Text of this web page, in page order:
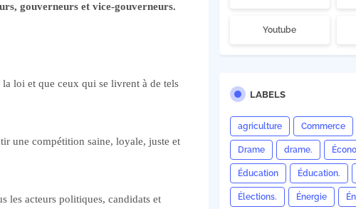
gouverneurs et vice-gouverneurs.
loi et que ceux qui se livrent à de tels
une compétition saine, loyale, juste et
les acteurs politiques, candidats et
Youtube
LABELS
agriculture Commerce
Drame drame.
Éducation Éducation.
Élections. Énergie